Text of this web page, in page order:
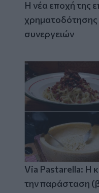
Η νέα εποχή της
χρηματοδότησης
συνεργειών
Via Pastarella: Η
την παράσταση